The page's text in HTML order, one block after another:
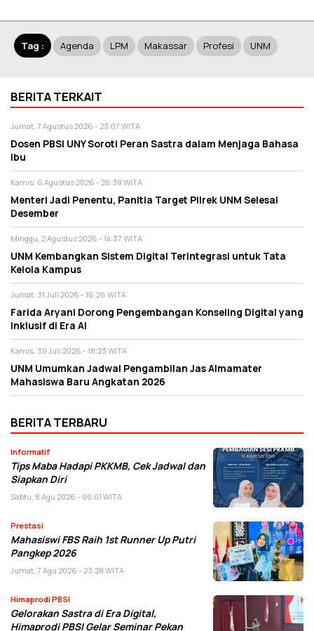
Tag : Agenda LPM Makassar Profesi UNM
BERITA TERKAIT
Jumat, 7 Agustus 2026 - 23:07 WITA
Dosen PBSI UNY Soroti Peran Sastra dalam Menjaga Bahasa
Ibu
Kamis, 6 Agustus 2026 - 20:38 WITA
Menteri Jadi Penentu, Panitia Target Pilrek UNM Selesai
Desember
Minggu, 2 Agustus 2026 - 14:37 WITA
UNM Kembangkan Sistem Digital Terintegrasi untuk Tata
Kelola Kampus
Jumat, 31 Juli 2026 - 16:26 WITA
Farida Aryani Dorong Pengembangan Konseling Digital yang
Inklusif di Era AI
Kamis, 30 Juli 2026 - 18:23 WITA
UNM Umumkan Jadwal Pengambilan Jas Almamater
Mahasiswa Baru Angkatan 2026
BERITA TERBARU
Informatif
Tips Maba Hadapi PKKMB, Cek Jadwal dan
Siapkan Diri
Sabtu, 8 Agu 2026 - 00:01 WITA
Prestasi
Mahasiswi FBS Raih 1st Runner Up Putri
Pangkep 2026
Jumat, 7 Agu 2026 - 23:28 WITA
Himaprodi PBSI
Gelorakan Sastra di Era Digital,
Himaprodi PBSI Gelar Seminar Pekan